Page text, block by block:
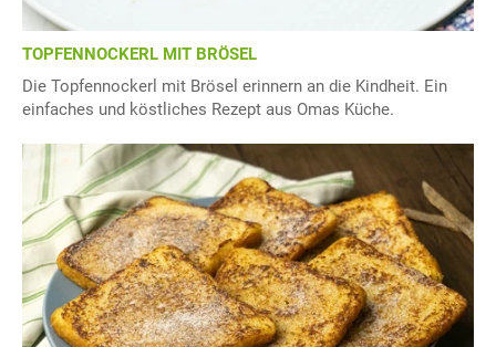
TOPFENNOCKERL MIT BRÖSEL
Die Topfennockerl mit Brösel erinnern an die Kindheit. Ein
einfaches und köstliches Rezept aus Omas Küche.